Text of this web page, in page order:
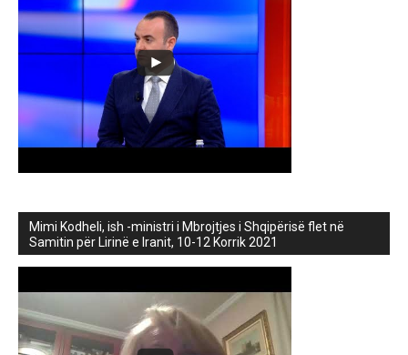
Mimi Kodheli, ish -ministri i Mbrojtjes i Shqipërisë flet në
Samitin për Lirinë e Iranit, 10-12 Korrik 2021